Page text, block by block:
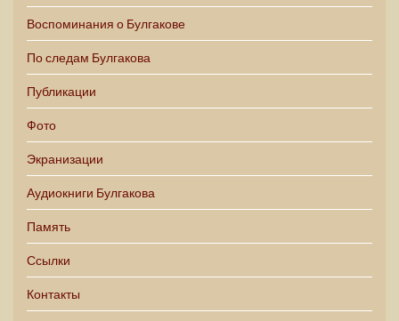
Воспоминания о Булгакове
По следам Булгакова
Публикации
Фото
Экранизации
Аудиокниги Булгакова
Память
Ссылки
Контакты